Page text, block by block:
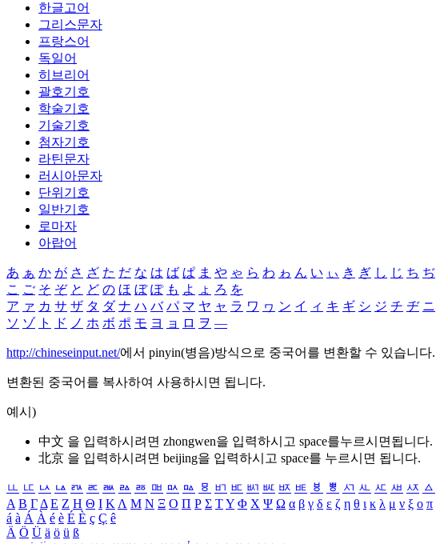
한글고어
그리스문자
프랑스어
독일어
히브리어
괄호기호
학술기호
기술기호
첨자기호
라틴문자
러시아문자
단위기호
일반기호
로마자
아랍어
あ ぁ か が さ ざ た だ な は ば ぱ ま や ゃ ら わ ゎ ん い ぃ き ぎ し じ ち ぢ
こ ご そ ぞ と ど の ほ ぼ ぽ も よ ょ ろ を
ア ァ カ サ ザ タ ダ ナ ハ バ パ マ ヤ ャ ラ ワ ヮ ン イ ィ キ ギ シ ジ チ ヂ ニ
ソ ゾ ト ド ノ ホ ボ ポ モ ヨ ョ ロ ヲ ―
http://chineseinput.net/에서 pinyin(병음)방식으로 중국어를 변환할 수 있습니다.
변환된 중국어를 복사하여 사용하시면 됩니다.
예시)
中文 을 입력하시려면 zhongwen을 입력하시고 space를누르시면됩니다.
北京 을 입력하시려면 beijing을 입력하시고 space를 누르시면 됩니다.
ㅥ ㅦ ㅧ ㅨ ㅩ ㅪ ㅫ ㅬ ㅭ ㅮ ㅯ ㅰ ㅱ ㅲ ㅳ ㅴ ㅵ ㅶ ㅷ ㅸ ㅹ ㅺ ㅻ ㅼ ㅽ ㅾ ㅿ
Α Β ΓΔ Ε Ζ Η Θ Ι ΚΛ Μ Ν Ξ Ο Π Ρ Σ ΤΥ Φ Χ Ψ Ω α β γ δ ε ζ η θ ι κ λ μ ν ξ ο π
á à Á À é è É È ç Ç ê
Ä Ö Ü ä ö ü ß